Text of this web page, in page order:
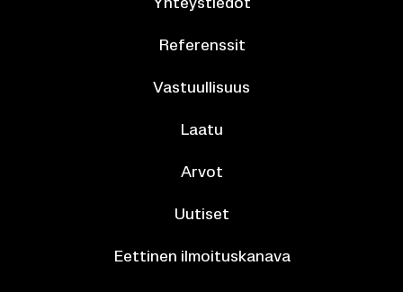
Yh­teys­tie­dot
Re­fe­rens­sit
Vas­tuul­li­suus
Laatu
Arvot
Uu­ti­set
Eet­ti­nen il­moi­tus­ka­na­va